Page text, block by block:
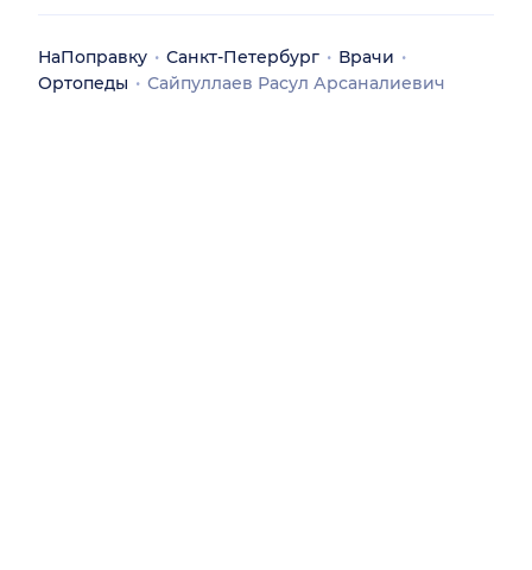
НаПоправку Санкт-Петербург
Врачи
Ортопеды
Сайпуллаев Расул Арсаналиевич